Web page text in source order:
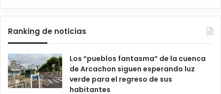
Ranking de noticias
Los “pueblos fantasma” de la cuenca
de Arcachon siguen esperando luz
verde para el regreso de sus
habitantes